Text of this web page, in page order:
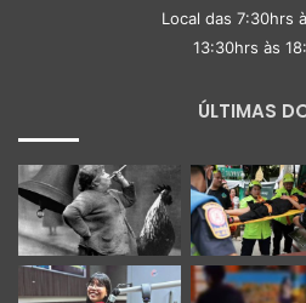
Local das 7:30hrs
13:30hrs às
ÚLTIMAS